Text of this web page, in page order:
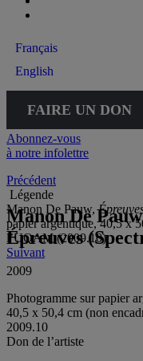
Français
English
FAIRE UN DON
Abonnez-vous
à notre infolettre
Précédent
Légende
Manon De Pauw,
papier argentique, 40,5 x
l’UQAM (2009.10)
Suivant
Manon De Pauw
Épreuves
2009
Photogramme sur papier
40,5 x 50,4 cm (non
2009.10
Don de l’artiste